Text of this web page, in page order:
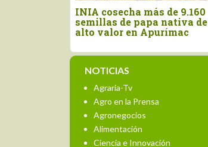
INIA cosecha más de 9.160
semillas de papa nativa de
alto valor en Apurímac
NOTICIAS
Agraria-Tv
Agro en la Prensa
Agronegocios
Alimentación
Ciencia e Innovación